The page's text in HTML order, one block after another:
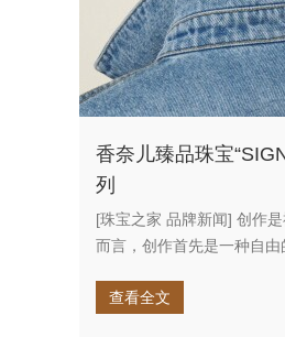
香奈儿臻品珠宝
列
[珠宝之家 品牌新闻] 创作
而言，创作首先是一种自由
查看全文